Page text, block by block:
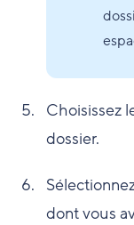
Choisissez
dossier.
dont vous